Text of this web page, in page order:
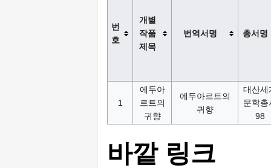
번
호
개별
작품
제목
번역서명 총서명
1
에두아
르트의
귀향
에두아르트의
귀향
대산세
문학총
98
바깥 링크